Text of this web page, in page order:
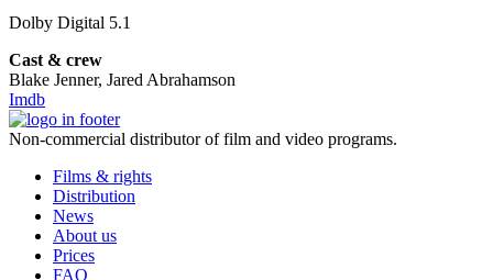
Dolby Digital 5.1
Cast & crew
Blake Jenner, Jared Abrahamson
Imdb
Non-commercial distributor of film and video programs.
Films & rights
Distribution
News
About us
Prices
FAQ